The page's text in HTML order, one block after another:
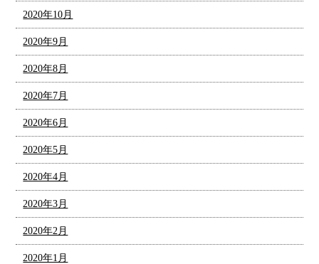
2020年10月
2020年9月
2020年8月
2020年7月
2020年6月
2020年5月
2020年4月
2020年3月
2020年2月
2020年1月